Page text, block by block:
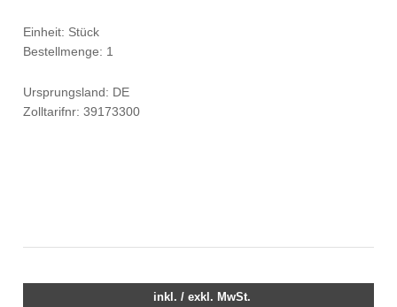
Einheit: Stück
Bestellmenge: 1
Ursprungsland: DE
Zolltarifnr: 39173300
inkl. / exkl. MwSt.